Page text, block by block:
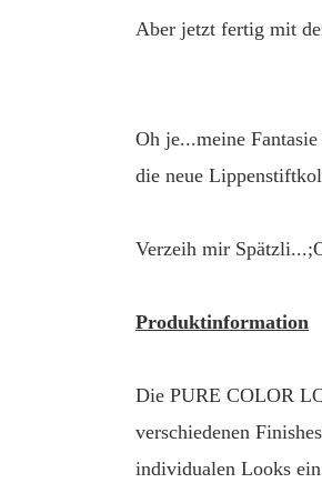
Aber jetzt fertig mit
Oh je...meine
die neue
Verzeih mir
Produktinformation
Die PURE COLOR
verschiedenen
individualen Looks